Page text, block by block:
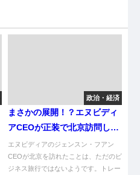
政治・経済
まさかの展開！？エヌビディ
アCEOが正装で北京訪問した
理由が気になるわｗ
エヌビディアのジェンスン・フアン
CEOが北京を訪れたことは、ただのビ
ジネス旅行ではないようです。トレー